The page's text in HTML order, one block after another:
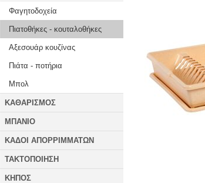
Φαγητοδοχεία
Πιατοθήκες - κουταλοθήκες
Αξεσουάρ κουζίνας
Πιάτα - ποτήρια
Μπολ
ΚΑΘΑΡΙΣΜΟΣ
ΜΠΑΝΙΟ
ΚΑΔΟΙ ΑΠΟΡΡΙΜΜΑΤΩΝ
ΤΑΚΤΟΠΟΙΗΣΗ
ΚΗΠΟΣ